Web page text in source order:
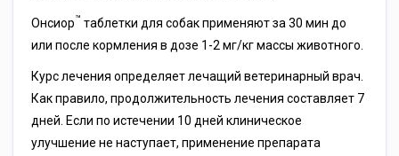
Онсиор™ таблетки для собак применяют за 30 мин до
или после кормления в дозе 1-2 мг/кг массы животного.
Курс лечения определяет лечащий ветеринарный врач.
Как правило, продолжительность лечения составляет 7
дней. Если по истечении 10 дней клиническое
улучшение не наступает, применение препарата